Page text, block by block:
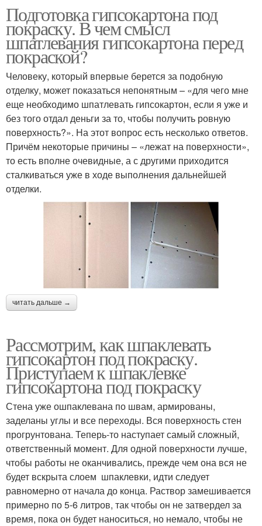
Подготовка гипсокартона под
покраску. В чем смысл
шпатлевания гипсокартона перед
покраской?
Человеку, который впервые берется за подобную
отделку, может показаться непонятным – «для чего мне
еще необходимо шпатлевать гипсокартон, если я уже и
без того отдал деньги за то, чтобы получить ровную
поверхность?». На этот вопрос есть несколько ответов.
Причём некоторые причины – «лежат на поверхности»,
то есть вполне очевидные, а с другими приходится
сталкиваться уже в ходе выполнения дальнейшей
отделки.
читать дальше →
Рассмотрим, как шпаклевать
гипсокартон под покраску.
Приступаем к шпаклевке
гипсокартона под покраску
Стена уже ошпаклевана по швам, армированы,
заделаны углы и все переходы. Вся поверхность стен
прогрунтована. Теперь-то наступает самый сложный,
ответственный момент. Для одной поверхности лучше,
чтобы работы не оканчивались, прежде чем она вся не
будет вскрыта слоем шпаклевки, идти следует
равномерно от начала до конца. Раствор замешивается
примерно по 5-6 литров, так чтобы он не затвердел за
время, пока он будет наноситься, но немало, чтобы не